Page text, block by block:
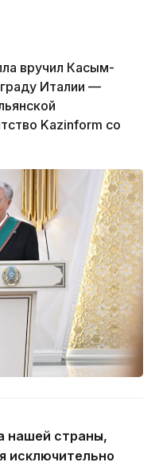
вручил Касым-
Италии —
Kazinform со
нашей страны,
исключительно